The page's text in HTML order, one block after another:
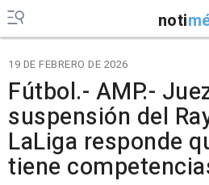
noti
19 DE FEBRERO DE 2026
Fútbol.- AMP.-
suspensión del
LaLiga responde
tiene